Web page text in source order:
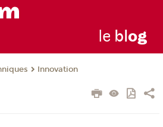
le blog
Innovation